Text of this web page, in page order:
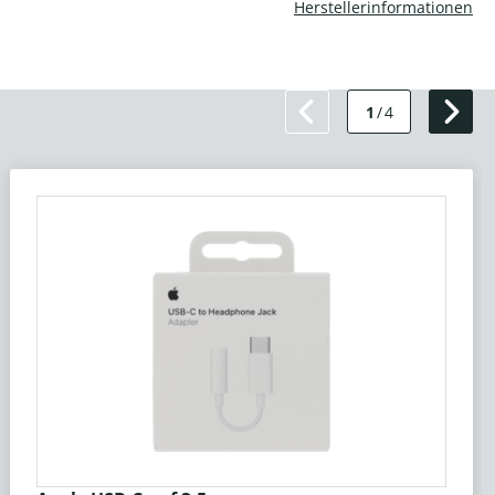
Herstellerinformationen
1 /4